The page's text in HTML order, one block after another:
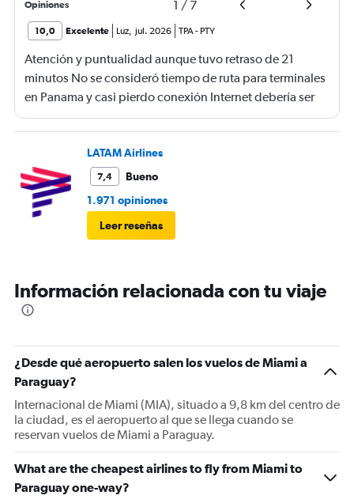
Opiniones 1 / 7
10,0 Excelente Luz, jul. 2026 TPA- PTY
Atención y puntualidad aunque tuvo retraso de 21
minutos No se consideró tiempo de ruta para terminales
en Panama y casi pierdo conexión Internet debería ser
gratis
LATAM Airlines
7,4
Bueno
1.971 opiniones
Leer reseñas
Información relacionada con tu viaje
¿Desde qué aeropuerto salen los vuelos de Miami a
Paraguay?
Internacional de Miami (MIA), situado a 9,8 km del centro de
la ciudad, es el aeropuerto al que se llega cuando se
reservan vuelos de Miami a Paraguay.
What are the cheapest airlines to fly from Miami to
Paraguay one-way?